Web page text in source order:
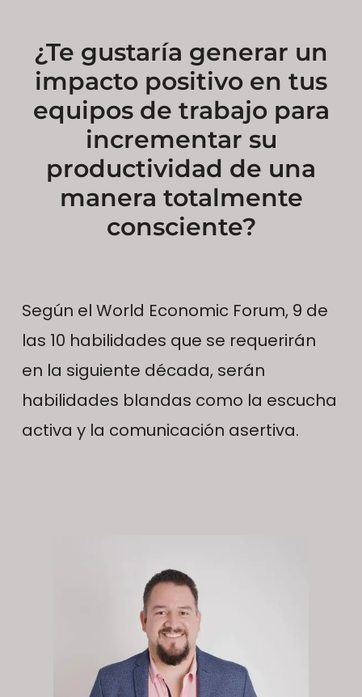
¿Te gustaría generar un
impacto positivo en tus
equipos de trabajo para
incrementar su
productividad de una
manera totalmente
consciente?
Según el World Economic Forum, 9 de
las 10 habilidades que se requerirán
en la siguiente década, serán
habilidades blandas como la escucha
activa y la comunicación asertiva.